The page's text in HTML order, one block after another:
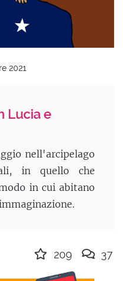
2021
Lucia e
nell'arcipelago
in quello che
in cui abitano
209 37